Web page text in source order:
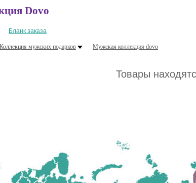
Dovo
Бланк заказа
Коллекция мужских подарков Мужская коллекция dovo
Товары